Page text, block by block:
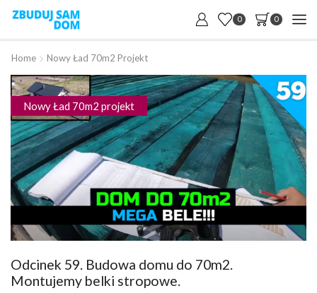
0 0
Home Nowy Ład 70m2 Projekt
Nowy Ład 70m2 projekt
Odcinek 59. Budowa domu do 70m2.
Montujemy belki stropowe.